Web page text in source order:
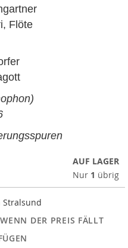
Flöte
AUF LAGER
Nur 1 übrig
Stralsund
DER PREIS FÄLLT